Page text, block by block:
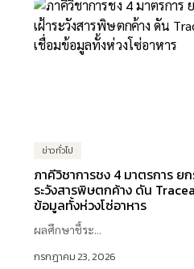
ข่าวทั่วไป
ภาคีวิชาการชง 4 มาตรการ ยก
ระวังสารพิษตกค้าง ดัน
ข้อมูลทั้งห่วงโซ่อาหาร
ผลศึกษาชี้ระ...
กรกฎาคม 23, 2026